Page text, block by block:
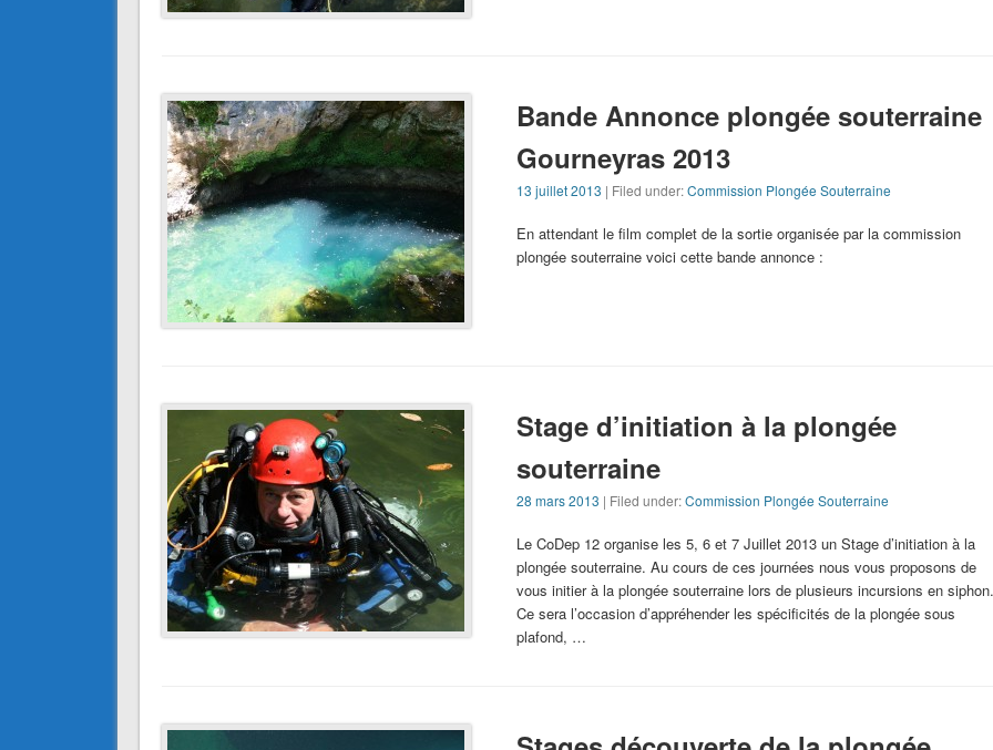
Bande Annonce plongée souterraine
Gourneyras 2013
13 juillet 2013 | Filed under:Commission Plongée Souterraine
En attendant le film complet de la sortie organisée par la commission
plongée souterraine voici cette bande annonce :
Stage d’initiation à la plongée
souterraine
28 mars 2013 | Filed under:Commission Plongée Souterraine
Le CoDep 12 organise les 5, 6 et 7 Juillet 2013 un Stage d’initiation à la
plongée souterraine. Au cours de ces journées nous vous proposons de
vous initier à la plongée souterraine lors de plusieurs incursions en
Ce sera l’occasion d’appréhender les spécificités de la plongée sous
plafond, …